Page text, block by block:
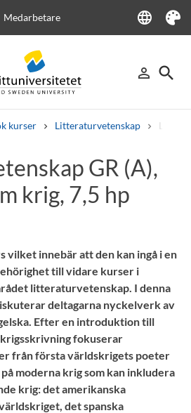
Medarbetare language
Language
Tema
person_outline
Logga in
search
Sök
kurser Litteraturvetenskap
VälkomstbrevPersonal
GR (A),
krig, 7,5 hp
vilket innebär att den kan ingå i en
till vidare kurser i
litteraturvetenskap. I denna
deltagarna nyckelverk av
Efter en introduktion till
fokuserar
från första världskrigets poeter
moderna krig som kan inkludera
krig: det amerikanska
det spanska